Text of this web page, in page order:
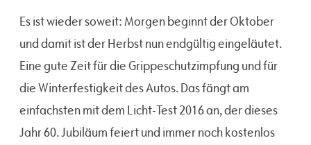
Es ist wieder soweit: Morgen beginnt der Oktober
und damit ist der Herbst nun endgültig eingeläutet.
Eine gute Zeit für die Grippeschutzimpfung und für
die Winterfestigkeit des Autos. Das fängt am
einfachsten mit dem Licht-Test 2016 an, der dieses
Jahr 60. Jubiläum feiert und immer noch kostenlos